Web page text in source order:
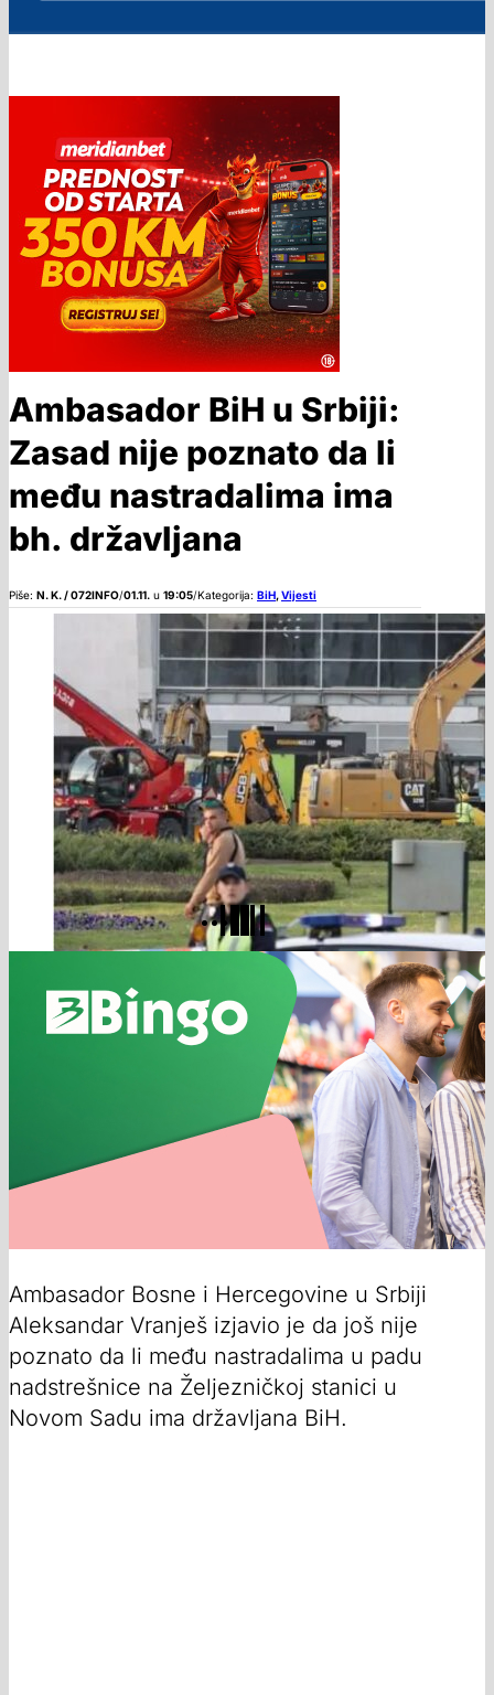
Ambasador BiH u Srbiji:
Zasad nije poznato da li
među nastradalima ima
bh. državljana
Piše: N. K. / 072INFO/01.11. u 19:05/Kategorija: BiH,Vijesti
Ambasador Bosne i Hercegovine u Srbiji
Aleksandar Vranješ izjavio je da još nije
poznato da li među nastradalima u padu
nadstrešnice na Željezničkoj stanici u
Novom Sadu ima državljana BiH.